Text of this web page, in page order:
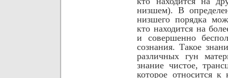
низшем). В
низшего порядка
кто находится на
и совершенно
сознания. Такое
различных гун
знание чистое,
которое относится к